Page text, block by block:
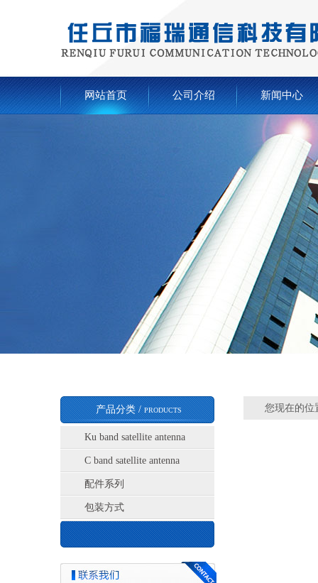
网站首页 公司介绍 新闻中心
产品分类 /PRODUCTS
Ku band satellite antenna
C band satellite antenna
配件系列
包装方式
您现在的位